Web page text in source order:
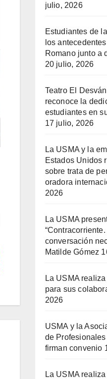
julio, 2026
Estudiantes de
los
Romano junto a
20 julio, 2026
Teatro El
reconoce la
estudiantes en
17 julio, 2026
La USMA y la
Estados Unidos
sobre trata de
oradora
2026
La USMA
“Contracorriente.
conversación
Matilde Gómez
La USMA
para sus
2026
USMA y la
de
firman convenio
La USMA